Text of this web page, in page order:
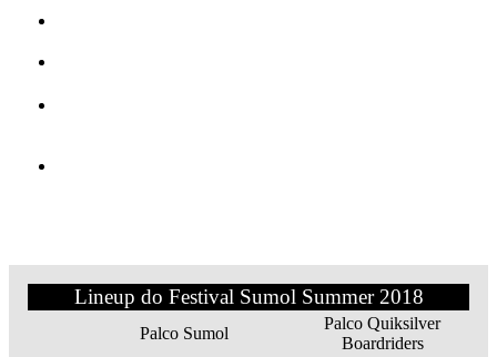
Lineup do Festival Sumol Summer 2018
Palco Sumol
Palco Quiksilver
Boardriders